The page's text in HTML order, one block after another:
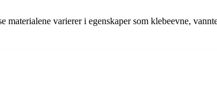
varierer i egenskaper som klebeevne,